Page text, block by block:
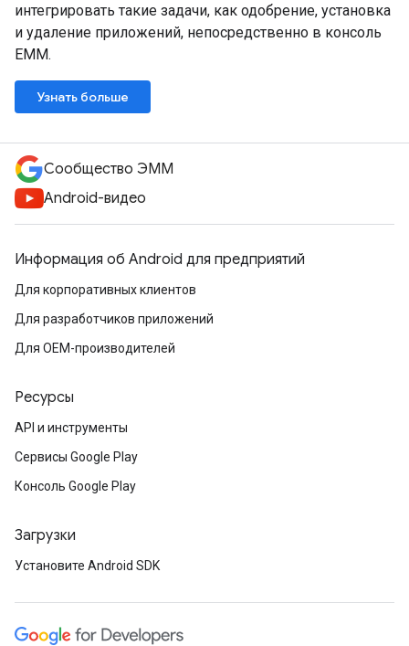
интегрировать такие задачи, как одобрение, установка
и удаление приложений, непосредственно в консоль
EMM.
Узнать больше
Сообщество ЭММ
Android-видео
Информация об Android для предприятий
Для корпоративных клиентов
Для разработчиков приложений
Для OEM-производителей
Ресурсы
API и инструменты
Сервисы Google Play
Консоль Google Play
Загрузки
Установите Android SDK